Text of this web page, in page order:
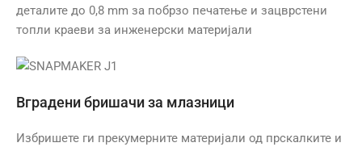
деталите до 0,8 mm за побрзо печатење и зацврстени
топли краеви за инженерски материјали
Вградени бришачи за млазници
Избришете ги прекумерните материјали од прскалките и